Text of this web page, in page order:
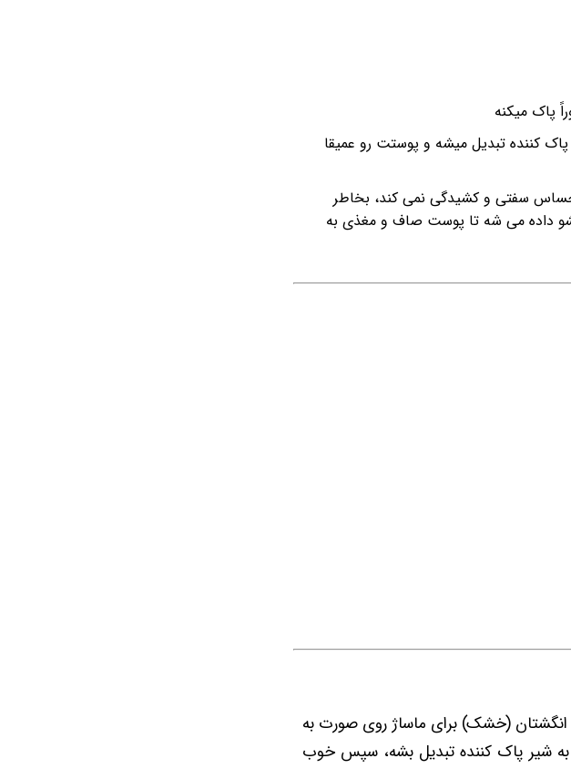
پاک میکنه
کننده تبدیل میشه و پوستت رو عمیقا
احساس سفتی و کشیدگی نمی کند، بخاطر
داده می شه تا پوست صاف و مغذی به
انگشتان (خشک) برای ماساژ روی صورت به
به شیر پاک کننده تبدیل بشه، سپس خوب